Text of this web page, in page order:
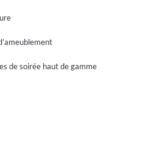
de soirée haut de gamme